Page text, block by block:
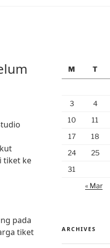
tiket ke
pada
tiket
M
T
3
4
10
11
17
18
24
25
31
« Mar
ARCHIVES